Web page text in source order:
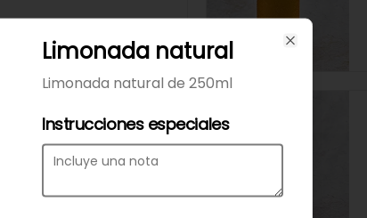
Jugo de piña
Jugo natural  de piña de 250ml
Limonada natural
Limonada natural de 250ml
Instrucciones especiales